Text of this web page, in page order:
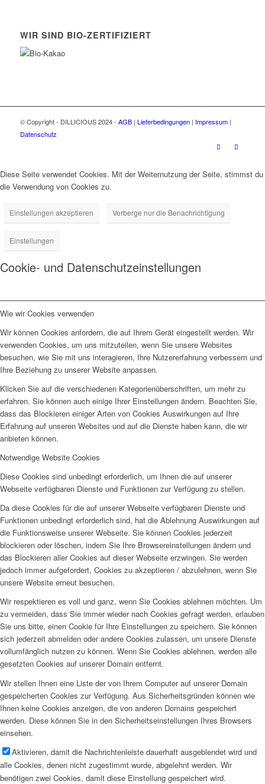
WIR SIND BIO-ZERTIFIZIERT
© Copyright - DILLICIOUS 2024 - AGB| Lieferbedingungen| Impressum|
Datenschutz
Diese Seite verwendet Cookies. Mit der Weiternutzung der Seite, stimmst du
die Verwendung von Cookies zu.
Einstellungen akzeptieren Verberge nur die Benachrichtigung
Einstellungen
Cookie- und Datenschutzeinstellungen
Wie wir Cookies verwenden
Wir können Cookies anfordern, die auf Ihrem Gerät eingestellt werden. Wir
verwenden Cookies, um uns mitzuteilen, wenn Sie unsere Websites
besuchen, wie Sie mit uns interagieren, Ihre Nutzererfahrung verbessern und
Ihre Beziehung zu unserer Website anpassen.
Klicken Sie auf die verschiedenen Kategorienüberschriften, um mehr zu
erfahren. Sie können auch einige Ihrer Einstellungen ändern. Beachten Sie,
dass das Blockieren einiger Arten von Cookies Auswirkungen auf Ihre
Erfahrung auf unseren Websites und auf die Dienste haben kann, die wir
anbieten können.
Notwendige Website Cookies
Diese Cookies sind unbedingt erforderlich, um Ihnen die auf unserer
Webseite verfügbaren Dienste und Funktionen zur Verfügung zu stellen.
Da diese Cookies für die auf unserer Webseite verfügbaren Dienste und
Funktionen unbedingt erforderlich sind, hat die Ablehnung Auswirkungen auf
die Funktionsweise unserer Webseite. Sie können Cookies jederzeit
blockieren oder löschen, indem Sie Ihre Browsereinstellungen ändern und
das Blockieren aller Cookies auf dieser Webseite erzwingen. Sie werden
jedoch immer aufgefordert, Cookies zu akzeptieren / abzulehnen, wenn Sie
unsere Website erneut besuchen.
Wir respektieren es voll und ganz, wenn Sie Cookies ablehnen möchten. Um
zu vermeiden, dass Sie immer wieder nach Cookies gefragt werden, erlauben
Sie uns bitte, einen Cookie für Ihre Einstellungen zu speichern. Sie können
sich jederzeit abmelden oder andere Cookies zulassen, um unsere Dienste
vollumfänglich nutzen zu können. Wenn Sie Cookies ablehnen, werden alle
gesetzten Cookies auf unserer Domain entfernt.
Wir stellen Ihnen eine Liste der von Ihrem Computer auf unserer Domain
gespeicherten Cookies zur Verfügung. Aus Sicherheitsgründen können wie
Ihnen keine Cookies anzeigen, die von anderen Domains gespeichert
werden. Diese können Sie in den Sicherheitseinstellungen Ihres Browsers
einsehen.
Aktivieren, damit die Nachrichtenleiste dauerhaft ausgeblendet wird und
alle Cookies, denen nicht zugestimmt wurde, abgelehnt werden. Wir
benötigen zwei Cookies, damit diese Einstellung gespeichert wird.